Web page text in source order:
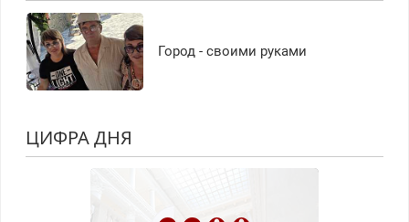
Город - своими руками
ЦИФРА ДНЯ